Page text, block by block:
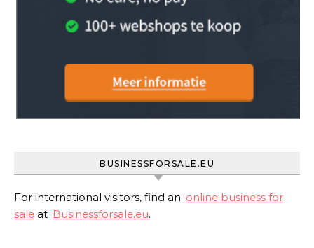
BUSINESSFORSALE.EU
For international visitors, find an online business for
sale at Businessforsale.eu.